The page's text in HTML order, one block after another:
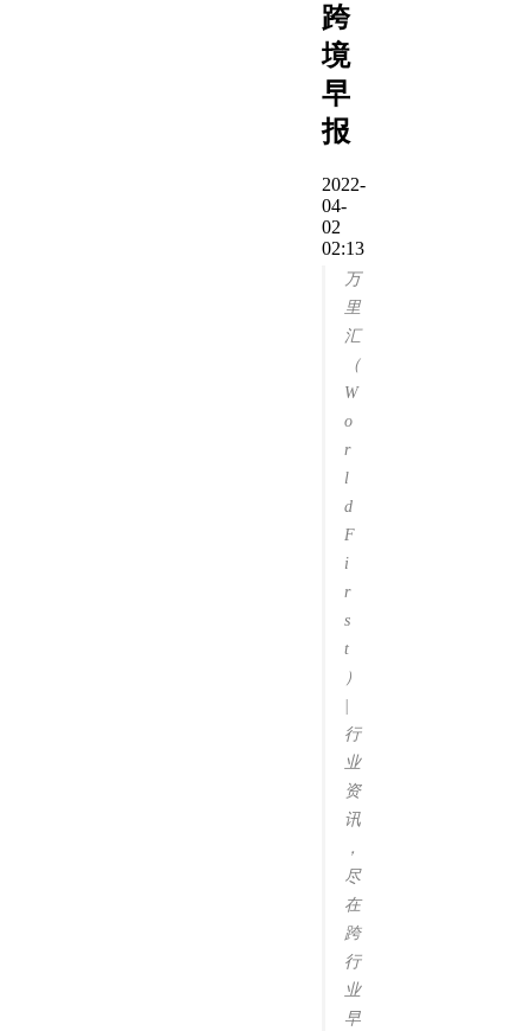
跨
境
早
报
2022-
04-
02
02:13
万
里
汇
（
W
o
r
l
d
F
i
r
s
t
）
行
业
资
讯
，
尽
在
跨
行
业
早